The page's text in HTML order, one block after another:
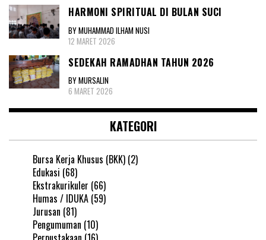
HARMONI SPIRITUAL DI BULAN SUCI
BY MUHAMMAD ILHAM NUSI
12 MARET 2026
SEDEKAH RAMADHAN TAHUN 2026
BY MURSALIN
6 MARET 2026
KATEGORI
Bursa Kerja Khusus (BKK) (2)
Edukasi (68)
Ekstrakurikuler (66)
Humas / IDUKA (59)
Jurusan (81)
Pengumuman (10)